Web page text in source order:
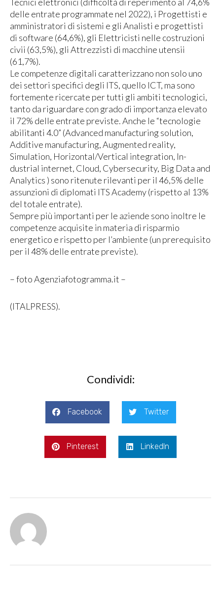
delle entrate programmate nel 2022), i Progettisti e
amministratori di sistemi e gli Analisti e progettisti
di software (64,6%), gli Elettricisti nelle costruzioni
civii (63,5%), gli Attrezzisti di macchine utensii
(61,7%).
Le competenze digitali caratterizzano non solo uno
dei settori specifici degli ITS, quello ICT, ma sono
fortemente ricercate per tutti gli ambiti tecnologici,
tanto da riguardare con grado di importanza ele­vato
il 72% delle entrate previste. Anche le “tecnologie
abilitanti 4.0” (Advanced manufacturing solution,
Additive manufacturing, Augmented reality,
Simulation, Horizontal/Vertical integration, In­
dustrial internet, Cloud, Cybersecurity, Big Data and
Analytics ) sono ritenute rilevanti per il 46,5% delle
assunzioni di diplomati ITS Academy (rispetto al 13%
del totale entrate).
Sempre più importanti per le aziende sono inoltre le
competenze acquisite in materia di risparmio
energetico e rispetto per l’ambiente (un prerequisito
per il 48% delle entrate previste).
– foto Agenziafotogramma.it –
(ITALPRESS).
Condividi:
Facebook Twitter
Pinterest LinkedIn